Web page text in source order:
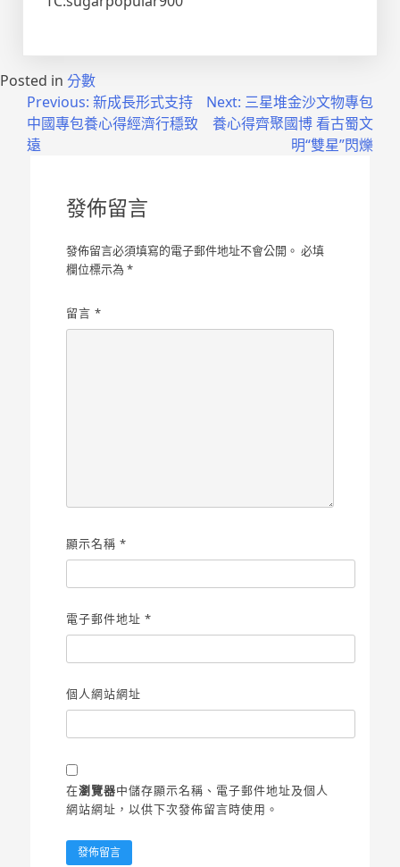
Posted in 分數
Previous: 新成長形式支持
中國專包養心得經濟行穩致
遠
Next: 三星堆金沙文物專包
養心得齊聚國博 看古蜀文
明“雙星”閃爍
發佈留言
發佈留言必須填寫的電子郵件地址不會公開。 必填
欄位標示為*
留言*
顯示名稱*
電子郵件地址*
個人網站網址
在瀏覽器中儲存顯示名稱、電子郵件地址及個人
網站網址，以供下次發佈留言時使用。